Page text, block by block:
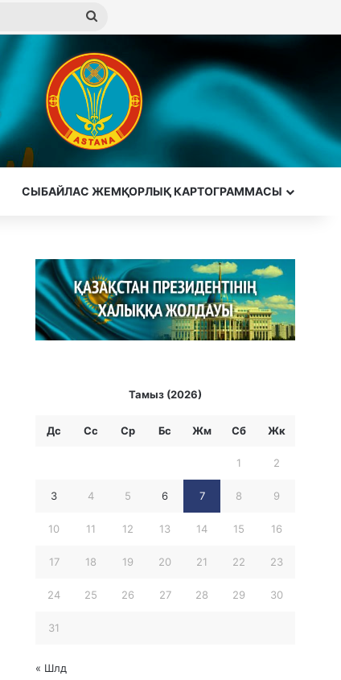
Іздеу
СЫБАЙЛАС ЖЕМҚОРЛЫҚ КАРТОГРАММАСЫ
Тамыз (2026)
Дс Сс Ср Бc Жм Сб Жк
1 2
3 4 5 6 7 8 9
10 11 12 13 14 15 16
17 18 19 20 21 22 23
24 25 26 27 28 29 30
31
« Шлд